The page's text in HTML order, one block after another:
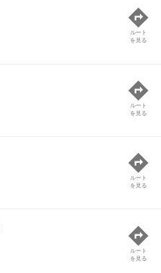
ルート
を見る
ルート
を見る
ルート
を見る
ルート
を見る